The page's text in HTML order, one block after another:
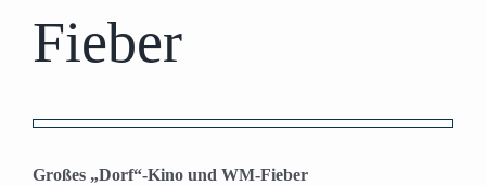
Fieber
grösseres
Großes „Dorf“-Kino und WM-Fieber